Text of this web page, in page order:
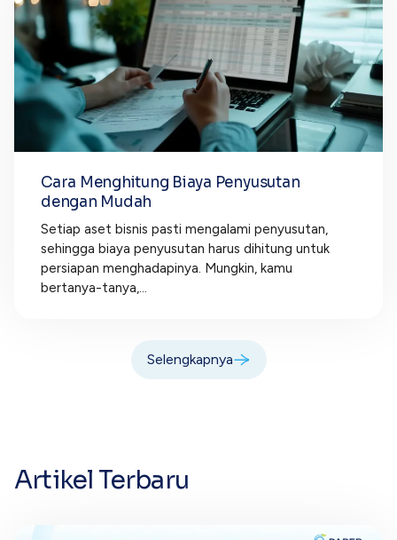
Cara Menghitung Biaya Penyusutan
dengan Mudah
Setiap aset bisnis pasti mengalami penyusutan,
sehingga biaya penyusutan harus dihitung untuk
persiapan menghadapinya. Mungkin, kamu
bertanya-tanya,...
Selengkapnya
Artikel Terbaru